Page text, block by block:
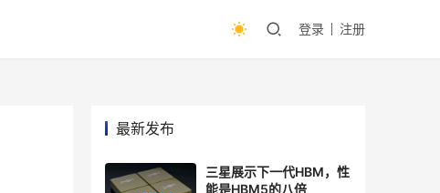
登录 注册
最新发布
三星展示下一代HBM，性
能是HBM5的八倍